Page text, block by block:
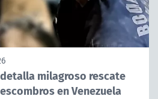
milagroso rescate
en Venezuela